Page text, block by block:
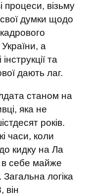
процеси, візьму
думки щодо
а
та
дають лаг.
станом на
яка не
років.
часи, коли
кидку на Ла
в себе майже
логіка
він